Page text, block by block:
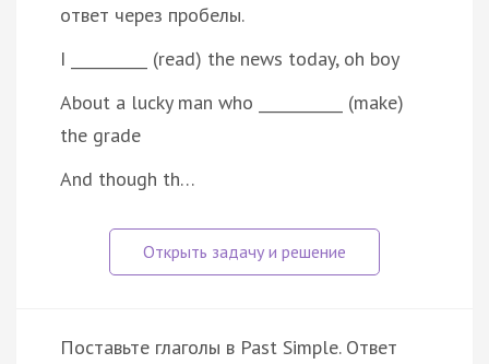
ответ через пробелы.
I __________ (read) the news today, oh boy
About a lucky man who ___________ (make)
the grade
And though th…
Поставьте глаголы в Past Simple. Ответ